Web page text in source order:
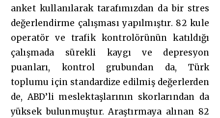
anket kullanılarak tarafımızdan da bir stres
değerlendirme çalışması yapılmıştır. 82 kule
operatör ve trafik kontrolörünün katıldığı
çalışmada sürekli kaygı ve depresyon
puanları, kontrol grubundan da, Türk
toplumu için standardize edilmiş değerlerden
de, ABD’li meslektaşlarının skorlarından da
yüksek bulunmuştur. Araştırmaya alınan 82